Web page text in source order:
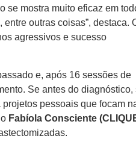
se mostra muito eficaz em
outras coisas”, destaca.
agressivos e sucesso
e, após 16 sessões de
Se antes do diagnóstico,
pessoais que focam
Fabíola Consciente